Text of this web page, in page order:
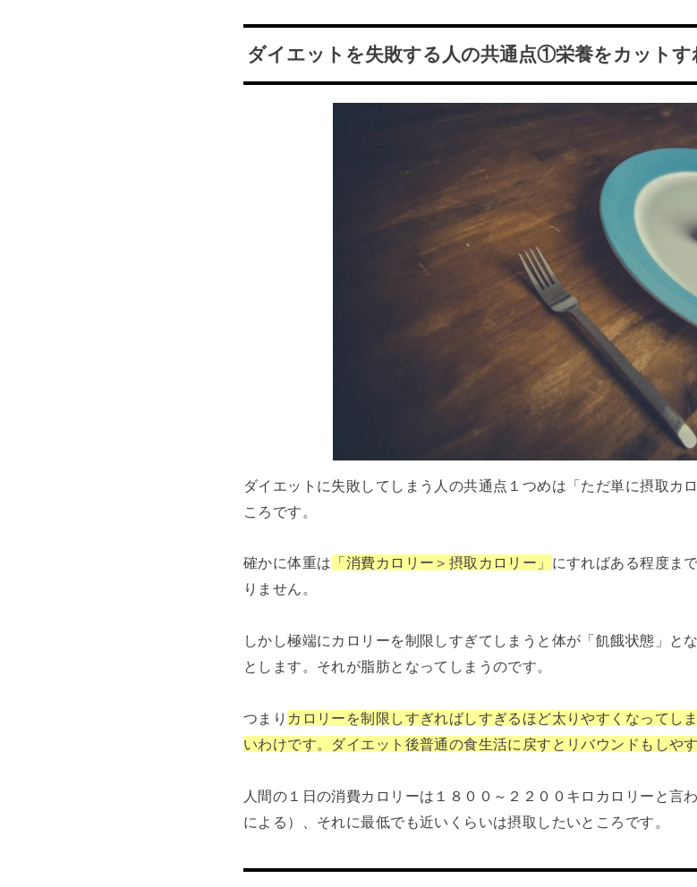
ダイエットを失敗する人の共通点①栄養をカット
ダイエットに失敗してしまう人の共通点１つめは「ただ単に摂取カ
ころです。
確かに体重は 「消費カロリー＞摂取カロリー」 にすればある程度ま
りません。
しかし極端にカロリーを制限しすぎてしまうと体が「飢餓状態」と
とします。それが脂肪となってしまうのです。
つまり カロリーを制限しすぎればしすぎるほど太りやすくなってし
いわけです。ダイエット後普通の食生活に戻すとリバウンドもしや
人間の１日の消費カロリーは１８００～２２００キロカロリーと言
による）、それに最低でも近いくらいは摂取したいところです。